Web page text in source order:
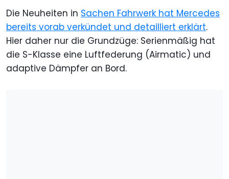
Die Neuheiten in Sachen Fahrwerk hat Mercedes
bereits vorab verkündet und detailliert erklärt.
Hier daher nur die Grundzüge: Serienmäßig hat
die S-Klasse eine Luftfederung (Airmatic) und
adaptive Dämpfer an Bord.